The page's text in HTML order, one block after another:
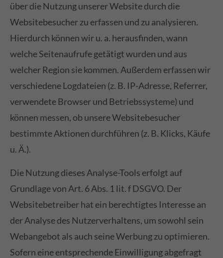
über die Nutzung unserer Website durch die
Websitebesucher zu erfassen und zu analysieren.
Hierdurch können wir u. a. herausfinden, wann
welche Seitenaufrufe getätigt wurden und aus
welcher Region sie kommen. Außerdem erfassen wir
verschiedene Logdateien (z. B. IP-Adresse, Referrer,
verwendete Browser und Betriebssysteme) und
können messen, ob unsere Websitebesucher
bestimmte Aktionen durchführen (z. B. Klicks, Käufe
u. Ä.).
Die Nutzung dieses Analyse-Tools erfolgt auf
Grundlage von Art. 6 Abs. 1 lit. f DSGVO. Der
Websitebetreiber hat ein berechtigtes Interesse an
der Analyse des Nutzerverhaltens, um sowohl sein
Webangebot als auch seine Werbung zu optimieren.
Sofern eine entsprechende Einwilligung abgefragt